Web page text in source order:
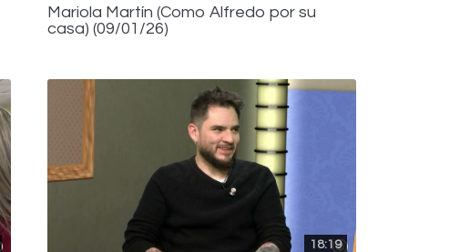
Mariola Martín (Como Alfredo por su
casa) (09/01/26)
18:19